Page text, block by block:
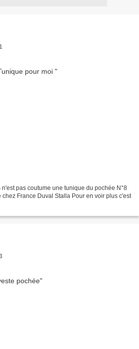
pas coutume une tunique du pochée N°8
France Duval Stalla Pour en voir plus c'est